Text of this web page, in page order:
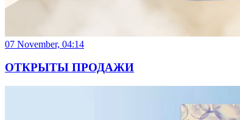
07 November, 04:14
ОТКРЫТЫ ПРОДАЖИ